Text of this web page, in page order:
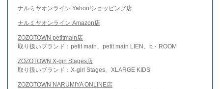
ナルミヤオンライン Yahoo!ショッピング店
ナルミヤオンライン Amazon店
ZOZOTOWN petitmain店
取り扱いブランド：petit main、petit main LIEN、b・ROOM
ZOZOTOWN X-girl Stages店
取り扱いブランド：X-girl Stages、XLARGE KIDS
ZOZOTOWN NARUMIYA ONLINE店